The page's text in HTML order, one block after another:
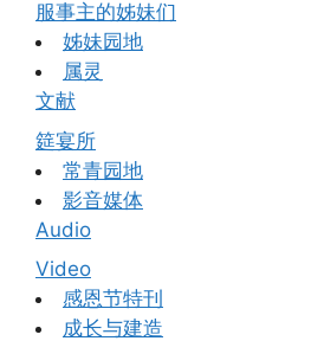
服事主的姊妹们
姊妹园地
属灵
文献
筵宴所
常青园地
影音媒体
Audio
Video
感恩节特刊
成长与建造